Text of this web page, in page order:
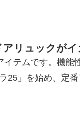
リュックが
テムです。機
25」を始め、定